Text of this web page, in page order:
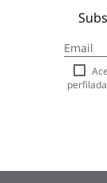
a
nuestro
boletín
de